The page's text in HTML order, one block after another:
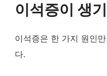
이석증이 생
이석증은 한 가지 원인
다.